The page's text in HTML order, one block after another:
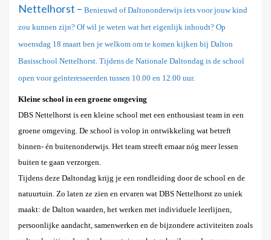
Nettelhorst – Benieuwd of Daltononderwijs iets voor jouw kind
zou kunnen zijn? Of wil je weten wat het eigenlijk inhoudt? Op
woensdag 18 maart ben je welkom om te komen kijken bij Dalton
Basisschool Nettelhorst. Tijdens de Nationale Daltondag is de school
open voor geïnteresseerden tussen 10.00 en 12.00 uur.
Kleine school in een groene omgeving
DBS Nettelhorst is een kleine school met een enthousiast team in een
groene omgeving. De school is volop in ontwikkeling wat betreft
binnen- én buitenonderwijs. Het team streeft ernaar nóg meer lessen
buiten te gaan verzorgen.
Tijdens deze Daltondag krijg je een rondleiding door de school en de
natuurtuin. Zo laten ze zien en ervaren wat DBS Nettelhorst zo uniek
maakt: de Dalton waarden, het werken met individuele leerlijnen,
persoonlijke aandacht, samenwerken en de bijzondere activiteiten zoals